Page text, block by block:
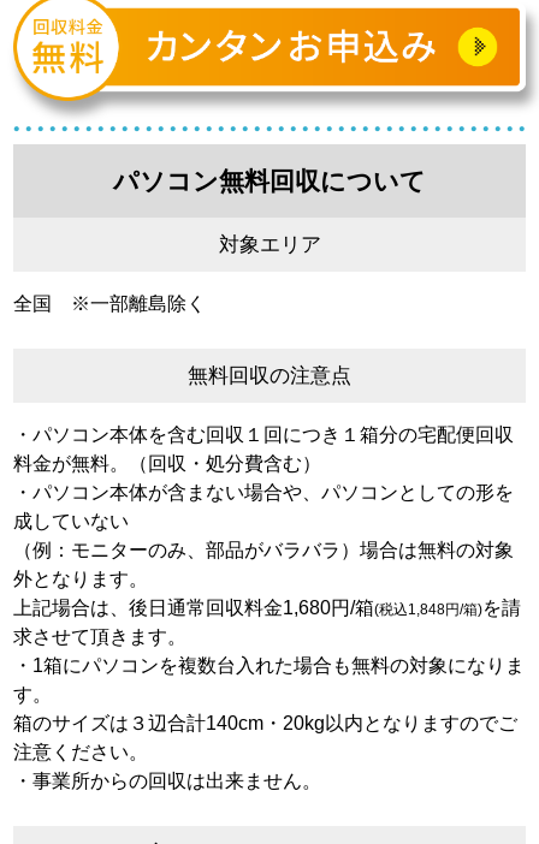
パソコン無料回収について
対象エリア
全国 ※一部離島除く
無料回収の注意点
・パソコン本体を含む回収１回につき１箱分の宅配便回収
料金が無料。（回収・処分費含む）
・パソコン本体が含まない場合や、パソコンとしての形を
成していない
（例：モニターのみ、部品がバラバラ）場合は無料の対象
外となります。
上記場合は、後日通常回収料金1,680円/箱(税込1,848円/箱)を請
求させて頂きます。
・1箱にパソコンを複数台入れた場合も無料の対象になりま
す。
箱のサイズは３辺合計140cm・20kg以内となりますのでご
注意ください。
・事業所からの回収は出来ません。